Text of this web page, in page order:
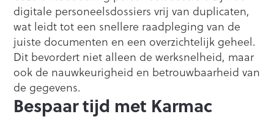
digitale personeelsdossiers vrij van duplicaten,
wat leidt tot een snellere raadpleging van de
juiste documenten en een overzichtelijk geheel.
Dit bevordert niet alleen de werksnelheid, maar
ook de nauwkeurigheid en betrouwbaarheid van
de gegevens.
Bespaar tijd met Karmac